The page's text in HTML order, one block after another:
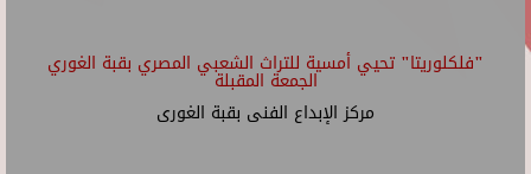
"فلكلوريتا" تحيي أمسية للتراث الشعبي المصري بقبة الغوري
الجمعة المقبلة
مركز الإبداع الفنى بقبة الغورى